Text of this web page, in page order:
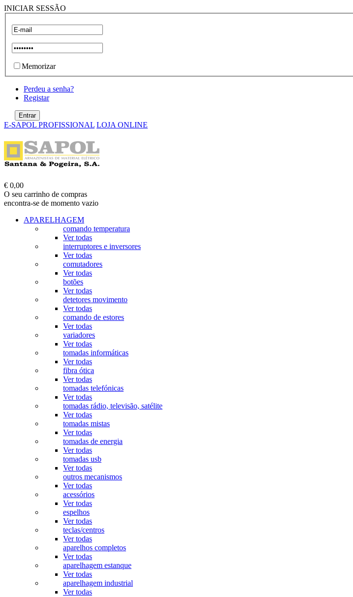
INICIAR SESSÃO
Memorizar
Perdeu a senha?
Registar
E-SAPOL PROFISSIONAL LOJA ONLINE
€ 0,00
O seu carrinho de compras
encontra-se de momento vazio
APARELHAGEM
comando temperatura
Ver todas
interruptores e inversores
Ver todas
comutadores
Ver todas
botões
Ver todas
detetores movimento
Ver todas
comando de estores
Ver todas
variadores
Ver todas
tomadas informáticas
Ver todas
fibra ótica
Ver todas
tomadas telefónicas
Ver todas
tomadas rádio, televisão, satélite
Ver todas
tomadas mistas
Ver todas
tomadas de energia
Ver todas
tomadas usb
Ver todas
outros mecanismos
Ver todas
acessórios
Ver todas
espelhos
Ver todas
teclas/centros
Ver todas
aparelhos completos
Ver todas
aparelhagem estanque
Ver todas
aparelhagem industrial
Ver todas